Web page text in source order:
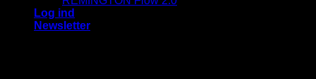
Log ind
Newsletter